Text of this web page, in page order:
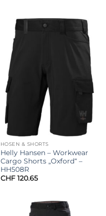
HOSEN & SHORTS
Helly Hansen – Workwear
Cargo Shorts „Oxford“ –
HH508R
CHF120.65